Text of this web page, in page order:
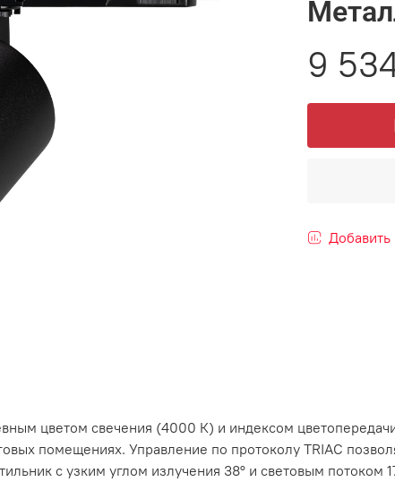
9
Добавить
цветом свечения (4000 К) и индексом
помещениях. Управление по протоколу TRIAC
с узким углом излучения 38° и световым потоком